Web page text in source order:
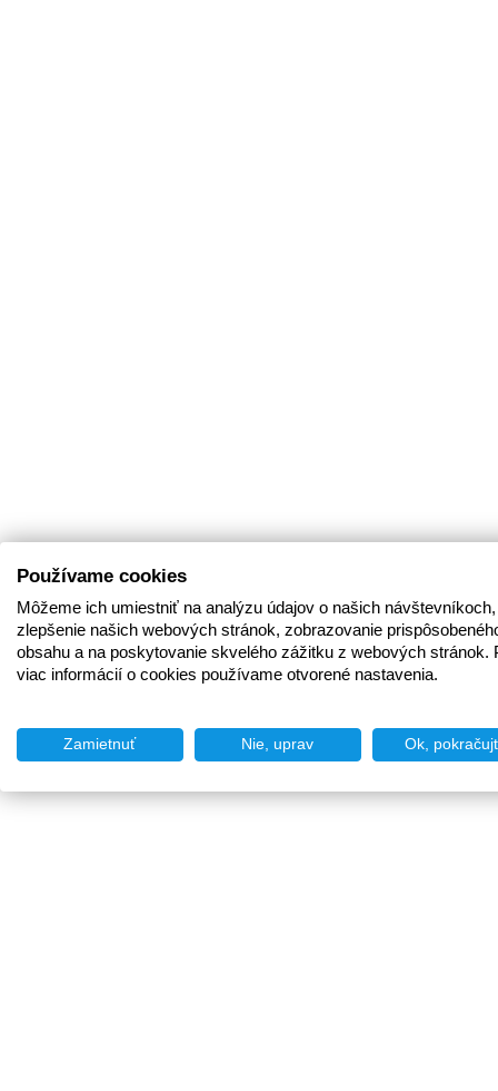
Používame cookies
Môžeme ich umiestniť na analýzu údajov o našich
zlepšenie našich webových stránok, zobrazovanie
obsahu a na poskytovanie skvelého zážitku z webových stránok.
viac informácií o cookies používame otvorené nastavenia.
Zamietnuť Nie, uprav Ok,